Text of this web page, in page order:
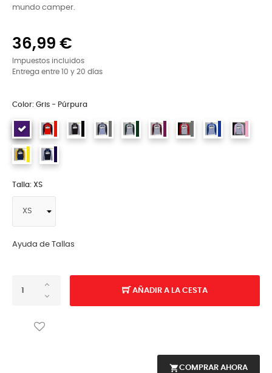
mundo camper.
36,99 €
Impuestos incluidos
Entrega entre 10 y 20 días
Color: Gris - Púrpura
Talla: XS
Ayuda de Tallas
AÑADIR A LA CESTA
shopping_cartCOMPRAR AHORA